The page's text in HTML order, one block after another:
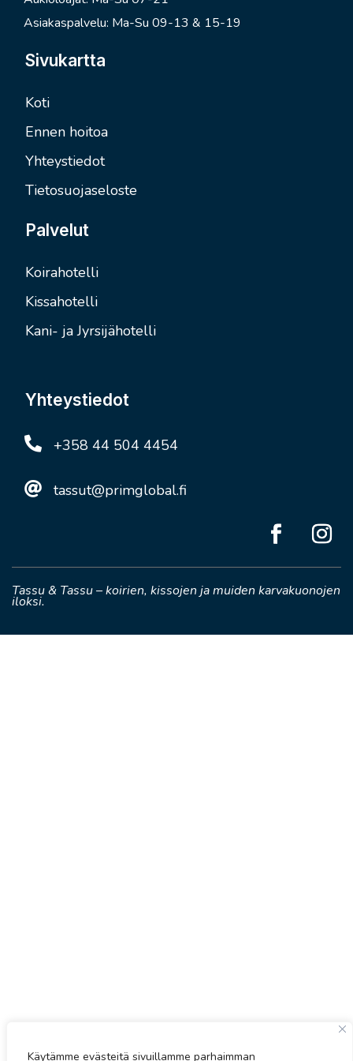
Käytämme evästeitä sivuillamme parhaimman
Asiakaspalvelu: Ma-Su 09-13 & 15-19
Sivukartta
Koti
Ennen hoitoa
Yhteystiedot
Tietosuojaseloste
Palvelut
Koirahotelli
Kissahotelli
Kani- ja Jyrsijähotelli
Yhteystiedot
 +358 44 504 4454
 tassut@primglobal.fi
Tassu & Tassu – koirien, kissojen ja muiden karvakuonojen
iloksi.